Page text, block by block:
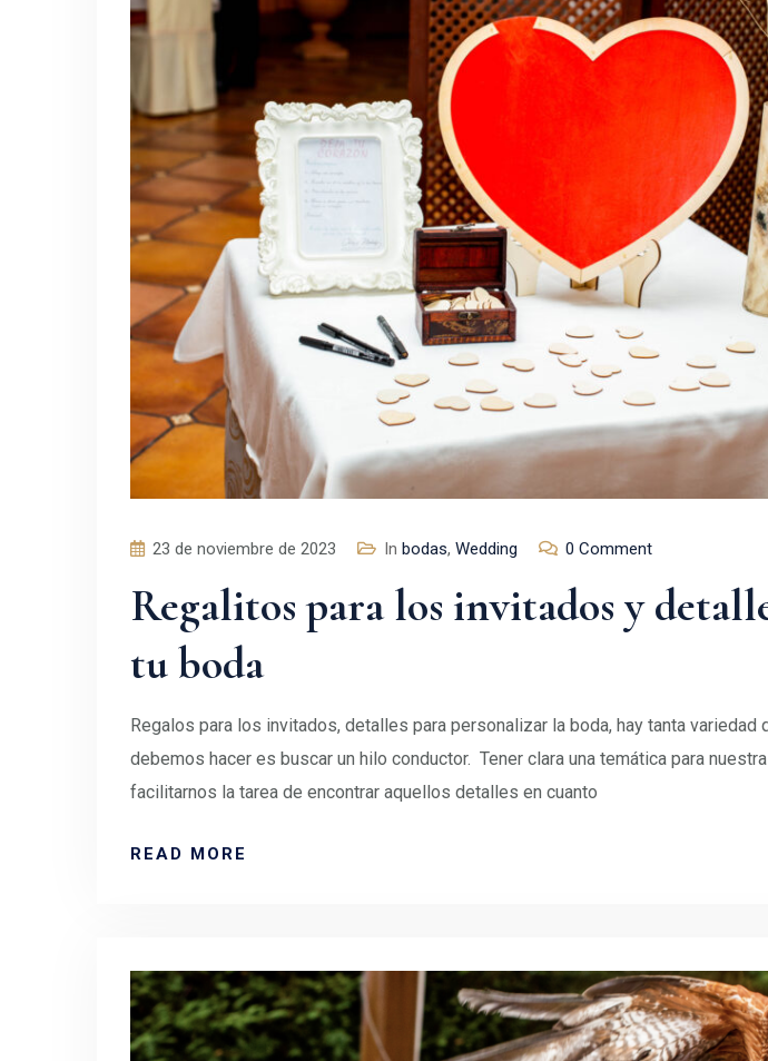
23 de noviembre de 2023 In bodas, Wedding 0 Comment
Regalitos para los invitados y
tu boda
Regalos para los invitados, detalles para personalizar la boda, hay tanta variedad
debemos hacer es buscar un hilo conductor. Tener clara una temática para
facilitarnos la tarea de encontrar aquellos detalles en cuanto
READ MORE